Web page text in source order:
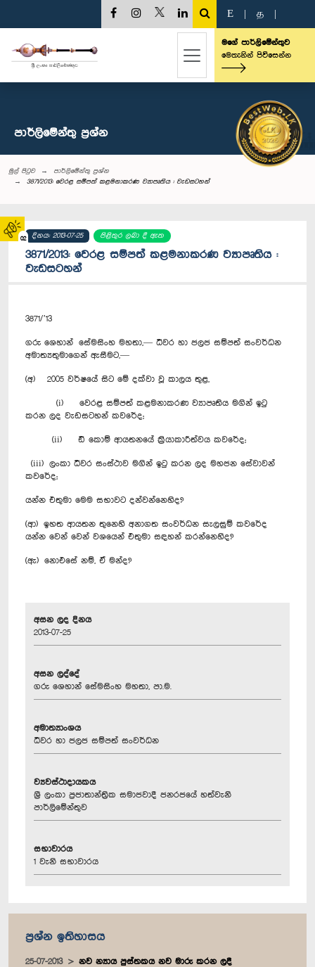
02
E த
මගේ පාර්ලිමේන්තුව
මෙතැනින් පිවිසෙන්න
පාර්ලි‌මේන්තු‌ ප්‍රශ්න
මුල් පිටුව
පාර්ලි‌මේන්තු‌ ප්‍රශ්න
3871/2013: වෙරළ සම්පත් කළමනාකරණ ව්‍යාපෘතිය : වැඩසටහන්
දිනය: 2013-07-25 පිළිතුර ලබා දී ඇත
3871/2013: වෙරළ සම්පත් කළමනාකරණ ව්‍යාපෘතිය :
වැඩසටහන්
3871/’13
ගරු ශෙහාන් සේමසිංහ මහතා,— ධීවර හා ජලජ සම්පත් සංවර්ධන
අමාත්‍යතුමාගෙන් ඇසීමට,—
(අ) 2005 වර්ෂයේ සිට මේ දක්වා වූ කාලය තුළ,
(i) වෙරළ සම්පත් කළමනාකරණ ව්‍යාපෘතිය මගින් ඉටු
කරන ලද වැඩසටහන් කවරේද;
(ii) ඩී කොම් ආයතනයේ ක්‍රියාකාරීත්වය කවරේද;
(iii) ලංකා ධීවර සංස්ථාව මගින් ඉටු කරන ලද මහජන සේවාවන්
කවරේද;
යන්න එතුමා මෙම සභාවට දන්වන්නෙහිද?
(ආ) ඉහත ආයතන තුනෙහි අනාගත සංවර්ධන සැලසුම් කවරේද
යන්න වෙන් වෙන් වශයෙන් එතුමා සඳහන් කරන්නෙහිද?
(ඇ) නොඑසේ නම්, ඒ මන්ද?
අසන ලද දිනය
2013-07-25
අසන ලද්දේ
ගරු ශෙහාන් සේමසිංහ මහතා, පා.ම.
අමාත්‍යාංශය
ධීවර හා ජලජ සම්පත් සංවර්ධන
ව්‍යවස්ථාදායකය
ශ්‍රී ලංකා ප්‍රජාතාන්ත්‍රික සමාජවාදී ජනරජයේ හත්වැනි
පාර්ලිමේන්තුව
සභාවාරය
1 වැනි සභාවාරය
ප්‍රශ්න ඉතිහාසය
25-07-2013 නව න්‍යාය පුස්තකය නව මාරු කරන ලදී